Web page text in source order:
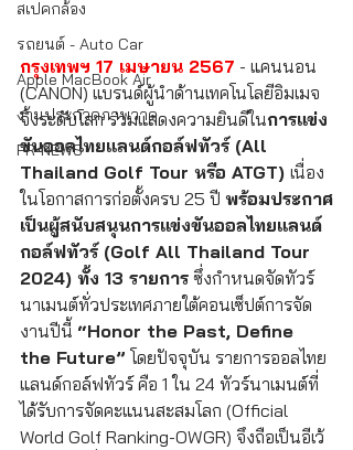
สเปคกล้อง
รถยนต์ - Auto Car
Apple MacBook Air
งานประกวดภาพวาด
PR-NEWS
กรุงเทพฯ 17 เมษายน 2567 - แคนนอน
(CANON) แบรนด์ผู้นำด้านเทคโนโลยีอิมเมจ
จิ้งระดับโลก ร่วมแสดงความยินดีในการแข่ง
ขันออลไทยแลนด์กอล์ฟทัวร์ (All
Thailand Golf Tour หรือ ATGT) เนื่อง
ในโอกาสการก่อตั้งครบ 25 ปี พร้อมประกาศ
เป็นผู้สนับสนุนการแข่งขันออลไทยแลนด์
กอล์ฟทัวร์ (Golf All Thailand Tour
2024) ทั้ง 13 รายการ ซึ่งกำหนดจัดทัวร์
นาเมนต์ทั่วประเทศภายใต้คอนเซ็ปต์การจัด
งานปีนี้ “Honor the Past, Define
the Future” โดยปัจจุบัน รายการออลไทย
แลนด์กอล์ฟทัวร์ คือ 1 ใน 24 ทัวร์นาเมนต์ที่
ได้รับการจัดคะแนนสะสมโลก (Official
World Golf Ranking-OWGR) จึงถือเป็นอีเว้